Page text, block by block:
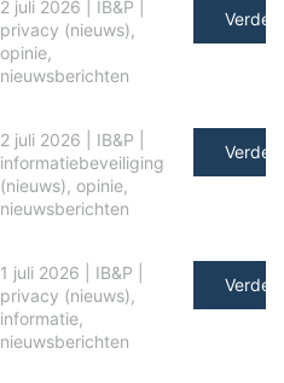
2 juli 2026 IB&P
privacy (nieuws),
opinie,
nieuwsberichten
Verder
2 juli 2026 IB&P
informatiebeveiliging
(nieuws), opinie,
nieuwsberichten
Verder
1 juli 2026 IB&P
privacy (nieuws),
informatie,
nieuwsberichten
Verder